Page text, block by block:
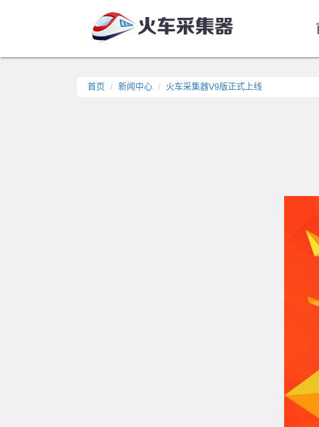
首页 新闻中心 火车采集器V9版正式上线